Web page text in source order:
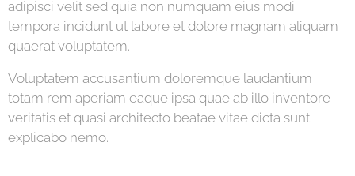
adipisci velit sed quia non numquam eius modi
tempora incidunt ut labore et dolore magnam aliquam
quaerat voluptatem.
Voluptatem accusantium doloremque laudantium
totam rem aperiam eaque ipsa quae ab illo inventore
veritatis et quasi architecto beatae vitae dicta sunt
explicabo nemo.